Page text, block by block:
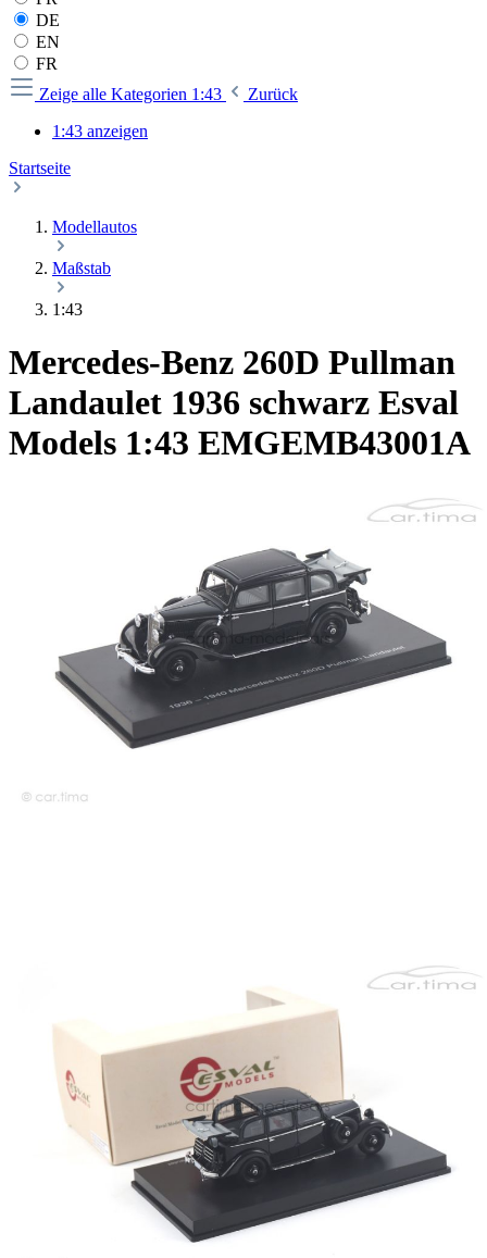
DE
EN
FR
Zeige alle Kategorien 1:43
Zurück
1:43 anzeigen
Startseite
Modellautos
Maßstab
1:43
Mercedes-Benz 260D Pullman
Landaulet 1936 schwarz Esval
Models 1:43 EMGEMB43001A